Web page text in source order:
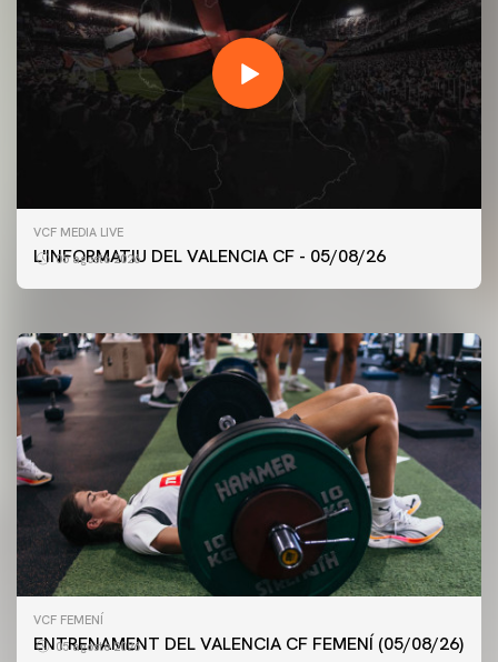
VCF MEDIA LIVE
L'INFORMATIU DEL VALENCIA CF - 05/08/26
05 agosto 2026
PRIMER EQUIP
ENTRENAMENT DEL VALENCIA CF 5/8/2026
VCF FEMENÍ
ENTRENAMENT DEL VALENCIA CF FEMENÍ (05/08/26)
05 agosto 2026